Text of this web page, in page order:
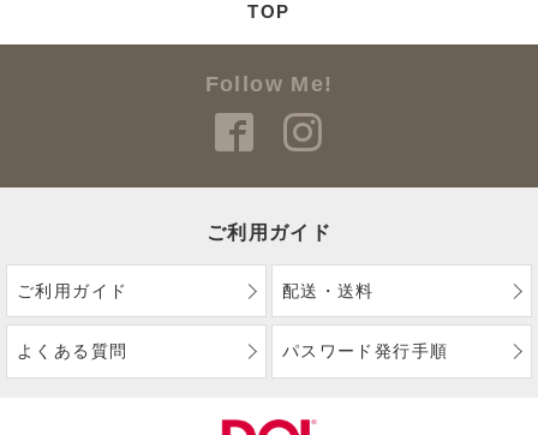
TOP
Follow Me!
ご利用ガイド
ご利用ガイド 配送・送料
よくある質問 パスワード発行手順